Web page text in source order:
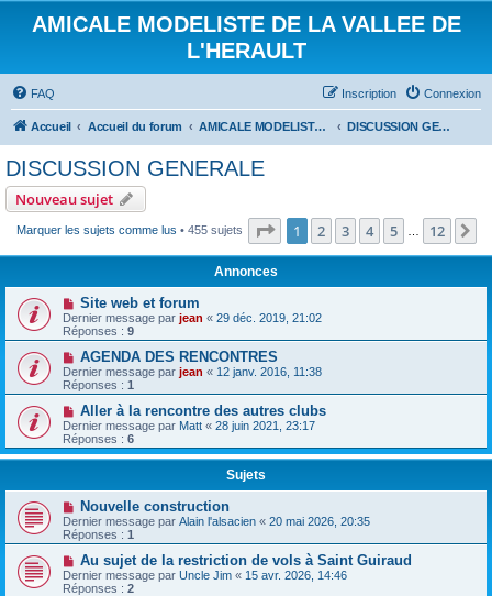
AMICALE MODELISTE DE LA VALLEE DE
L'HERAULT
FAQ Connexion
Inscription
Accueil Accueil du forum AMICALE MODELISTE DE LA VALLEE DE L'HERAULT DISCUSSION GENERALE
DISCUSSION GENERALE
Nouveau sujet
Marquer les sujets comme lus • 455 sujets Page 1sur12
1 2 3 4 5 12
Annonces
Site web et forum
Dernier message par jean « 29 déc. 2019, 21:02
Réponses : 9
AGENDA DES RENCONTRES
Dernier message par jean « 12 janv. 2016, 11:38
Réponses : 1
Aller à la rencontre des autres clubs
Dernier message par Matt « 28 juin 2021, 23:17
Réponses : 6
Sujets
Nouvelle construction
Dernier message par Alain l'alsacien « 20 mai 2026, 20:35
Réponses : 1
Au sujet de la restriction de vols à Saint Guiraud
Dernier message par Uncle Jim « 15 avr. 2026, 14:46
Réponses : 2